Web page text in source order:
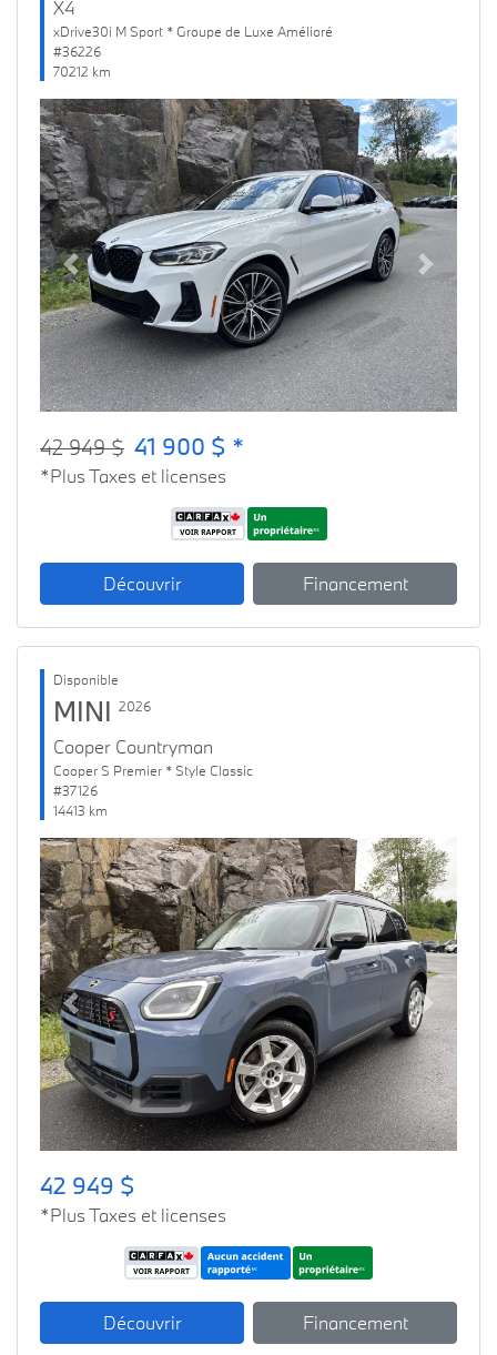
X4
xDrive30i M Sport * Groupe de Luxe Amélioré
#36226
70212 km
Previous Next
42 949 $ 41 900 $ *
*Plus Taxes et licenses
Découvrir Financement
Disponible
MINI 2026
Cooper Countryman
Cooper S Premier * Style Classic
#37126
14413 km
Previous Next
42 949 $
*Plus Taxes et licenses
Découvrir Financement